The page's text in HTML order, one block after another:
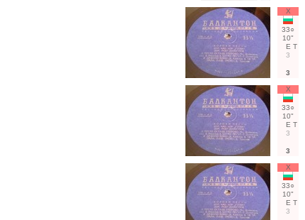
Х
33○
10"
Е Т
3
3
Х
33○
10"
Е Т
3
3
Х
33○
10"
Е Т
3